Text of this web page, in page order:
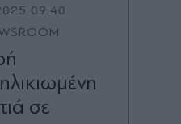
09:40
σε